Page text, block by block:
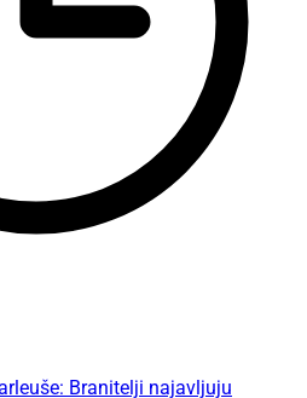
Branitelji najavljuju